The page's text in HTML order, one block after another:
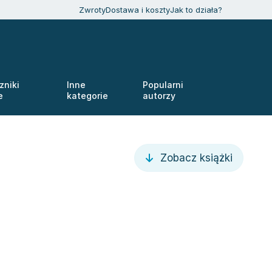
ZwrotyDostawa i kosztyJak to działa?
Inne
kategorie
Popularni
autorzy
Zobacz książki